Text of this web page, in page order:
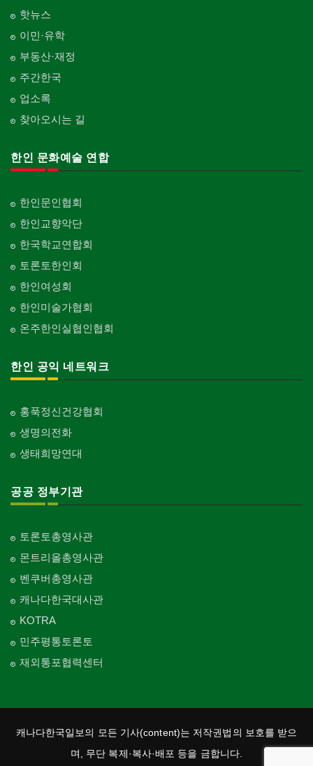
핫뉴스
이민·유학
부동산·재정
주간한국
업소록
찾아오시는 길
한인 문화예술 연합
한인문인협회
한인교향악단
한국학교연합회
토론토한인회
한인여성회
한인미술가협회
온주한인실협인협회
한인 공익 네트워크
홍푹정신건강협회
생명의전화
생태희망연대
공공 정부기관
토론토총영사관
몬트리올총영사관
벤쿠버총영사관
캐나다한국대사관
KOTRA
민주평통토론토
재외통포협력센터
캐나다한국일보의 모든 기사(content)는 저작권법의 보호를 받으
며, 무단 복제·복사·배포 등을 금합니다.